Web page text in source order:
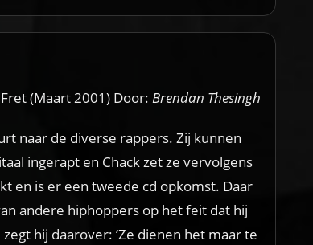
(Maart 2001) Door: Brendan Thesingh
naar de diverse rappers. Zij kunnen
ingerapt en Chack zet ze vervolgens
en is er een tweede cd opkomst. Daar
andere hiphoppers op het feit dat hij
hij daarover: ‘Ze dienen het maar te